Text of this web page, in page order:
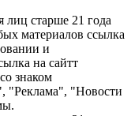
лиц старше 21 года
материалов ссылка
и
на сайтт
знаком
"Реклама", "Новости